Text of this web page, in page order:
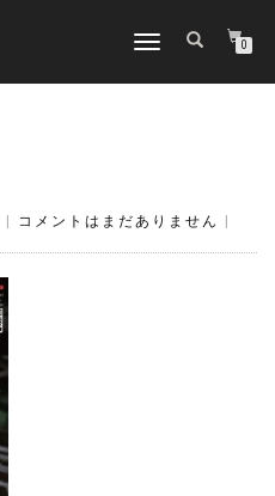
ナ
ゲ
り
0
コメントはまだありません